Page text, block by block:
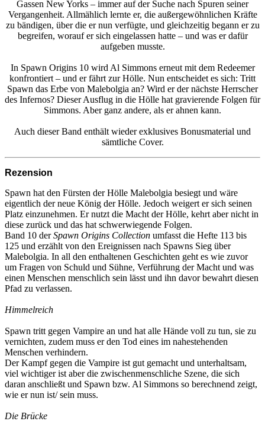
Gassen New Yorks – immer auf der Suche nach Spuren seiner
Vergangenheit. Allmählich lernte er, die außergewöhnlichen Kräfte
zu bändigen, über die er nun verfügte, und gleichzeitig begann er zu
begreifen, worauf er sich eingelassen hatte – und was er dafür
aufgeben musste.
In Spawn Origins 10 wird Al Simmons erneut mit dem Redeemer
konfrontiert – und er fährt zur Hölle. Nun entscheidet es sich: Tritt
Spawn das Erbe von Malebolgia an? Wird er der nächste Herrscher
des Infernos? Dieser Ausflug in die Hölle hat gravierende Folgen für
Simmons. Aber ganz andere, als er ahnen kann.
Auch dieser Band enthält wieder exklusives Bonusmaterial und
sämtliche Cover.
Rezension
Spawn hat den Fürsten der Hölle Malebolgia besiegt und wäre
eigentlich der neue König der Hölle. Jedoch weigert er sich seinen
Platz einzunehmen. Er nutzt die Macht der Hölle, kehrt aber nicht in
diese zurück und das hat schwerwiegende Folgen.
Band 10 derSpawn Origins Collection umfasst die Hefte 113 bis
125 und erzählt von den Ereignissen nach Spawns Sieg über
Malebolgia. In all den enthaltenen Geschichten geht es wie zuvor
um Fragen von Schuld und Sühne, Verführung der Macht und was
einen Menschen menschlich sein lässt und ihn davor bewahrt diesen
Pfad zu verlassen.
Himmelreich
Spawn tritt gegen Vampire an und hat alle Hände voll zu tun, sie zu
vernichten, zudem muss er den Tod eines im nahestehenden
Menschen verhindern.
Der Kampf gegen die Vampire ist gut gemacht und unterhaltsam,
viel wichtiger ist aber die zwischenmenschliche Szene, die sich
daran anschließt und Spawn bzw. Al Simmons so berechnend zeigt,
wie er nun ist/ sein muss.
Die Brücke